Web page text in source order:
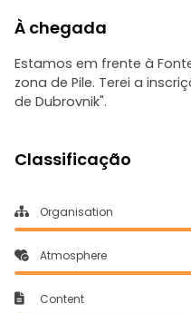
À chegada
Estamos em frente à
zona de Pile. Terei a
de Dubrovnik".
Classificação
Organisation
Atmosphere
Content